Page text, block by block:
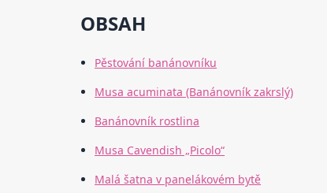
OBSAH
Pěstování banánovníku
Musa acuminata (Banánovník zakrslý)
Banánovník rostlina
Musa Cavendish „Picolo“
Malá šatna v panelákovém bytě